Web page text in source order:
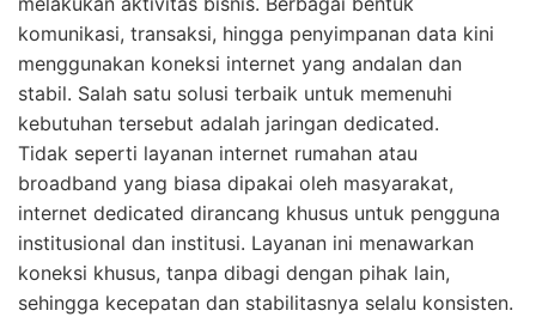
komunikasi, transaksi, hingga penyimpanan data kini
menggunakan koneksi internet yang andalan dan
stabil. Salah satu solusi terbaik untuk memenuhi
kebutuhan tersebut adalah jaringan dedicated.
Tidak seperti layanan internet rumahan atau
broadband yang biasa dipakai oleh masyarakat,
internet dedicated dirancang khusus untuk pengguna
institusional dan institusi. Layanan ini menawarkan
koneksi khusus, tanpa dibagi dengan pihak lain,
sehingga kecepatan dan stabilitasnya selalu konsisten.